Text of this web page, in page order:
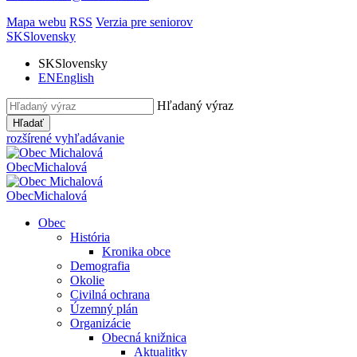
Mapa webu RSS Verzia pre seniorov
SKSlovensky
SKSlovensky
ENEnglish
Hľadaný výraz
Hľadať
rozšírené vyhľadávanie
ObecMichalová
ObecMichalová
Obec
História
Kronika obce
Demografia
Okolie
Civilná ochrana
Územný plán
Organizácie
Obecná knižnica
Aktualitky